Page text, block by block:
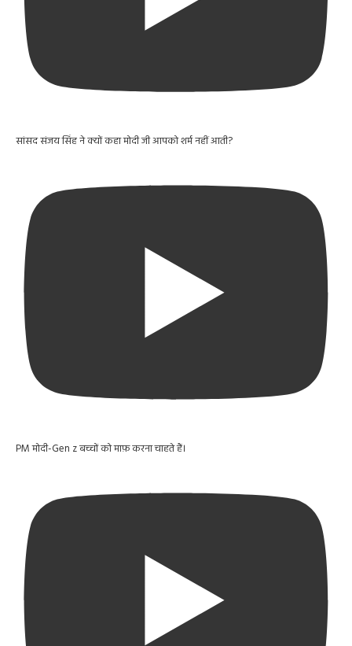
सांसद संजय सिंह ने क्यों कहा मोदी जी आपको शर्म नहीं आती?
PM मोदी-Gen z बच्चों को माफ़ करना चाहते हैं।